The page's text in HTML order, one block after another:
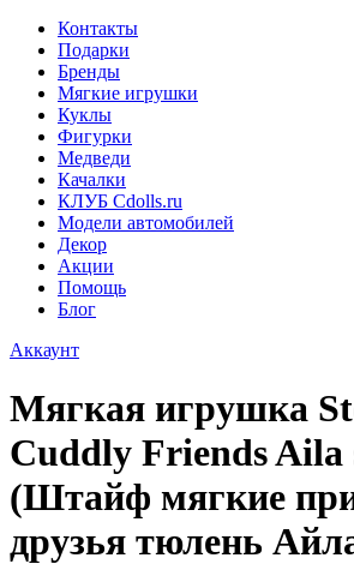
Контакты
Подарки
Бренды
Мягкие игрушки
Куклы
Фигурки
Медведи
Качалки
КЛУБ Cdolls.ru
Модели автомобилей
Декор
Акции
Помощь
Блог
Аккаунт
Мягкая игрушка
Cuddly Friends Aila
(Штайф мягкие
друзья тюлень